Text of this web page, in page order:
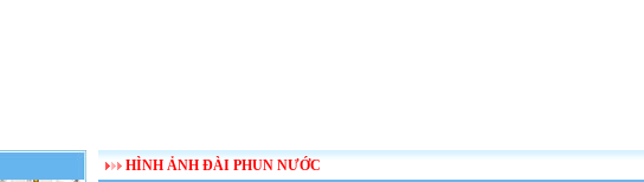
HÌNH ẢNH ĐÀI PHUN NƯỚC